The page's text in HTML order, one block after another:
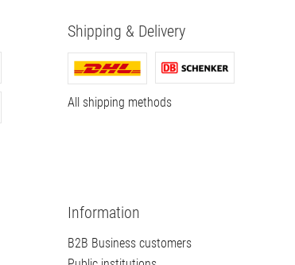
Shipping & Delivery
All shipping methods
Information
B2B Business customers